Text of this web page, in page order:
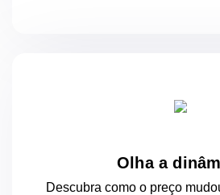
Olha a
Descubra como o preço